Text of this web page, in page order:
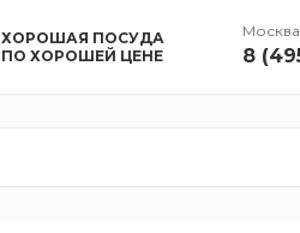
ХОРОШАЯ ПОСУДА
ПО ХОРОШЕЙ ЦЕНЕ
8